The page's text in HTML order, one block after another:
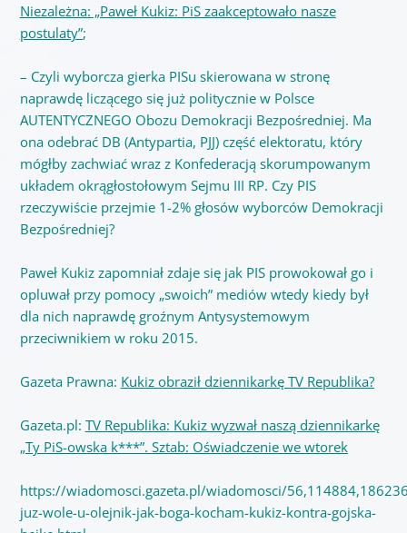
Niezależna: „Paweł Kukiz: PiS zaakceptowało nasze
postulaty”;
– Czyli wyborcza gierka PISu skierowana w stronę
naprawdę liczącego się już politycznie w Polsce
AUTENTYCZNEGO Obozu Demokracji Bezpośredniej. Ma
ona odebrać DB (Antypartia, PJJ) część elektoratu, który
mógłby zachwiać wraz z Konfederacją skorumpowanym
układem okrągłostołowym Sejmu III RP. Czy PIS
rzeczywiście przejmie 1-2% głosów wyborców Demokracji
Bezpośredniej?
Paweł Kukiz zapomniał zdaje się jak PIS prowokował go i
opluwał przy pomocy „swoich” mediów wtedy kiedy był
dla nich naprawdę groźnym Antysystemowym
przeciwnikiem w roku 2015.
Gazeta Prawna: Kukiz obraził dziennikarkę TV Republika?
Gazeta.pl: TV Republika: Kukiz wyzwał naszą dziennikarkę
„Ty PiS-owska k***”. Sztab: Oświadczenie we wtorek
https://wiadomosci.gazeta.pl/wiadomosci/
juz-wole-u-olejnik-jak-boga-kocham-kukiz-kontra-gojska-